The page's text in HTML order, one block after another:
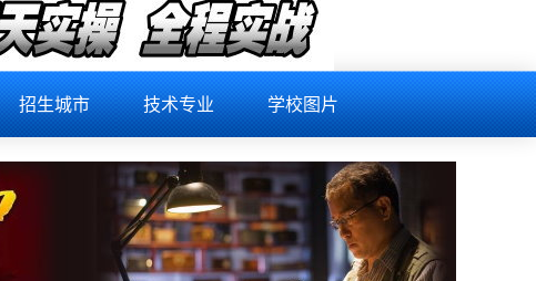
招生城市 技术专业 学校图片